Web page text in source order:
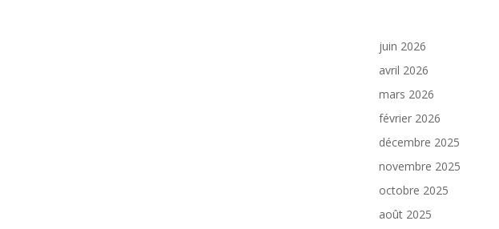
juin 2026
avril 2026
mars 2026
février 2026
décembre 2025
novembre 2025
octobre 2025
août 2025